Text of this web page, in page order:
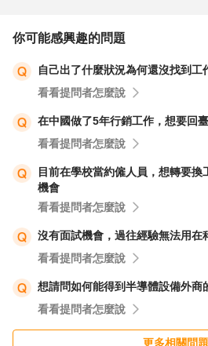
你可能感興趣的問題
自己出了什麼狀況為何還沒找到工
看看提問者怎麼說
在中國做了5年行銷工作，想要回
看看提問者怎麼說
目前在學校當約僱人員，想轉要
機會
看看提問者怎麼說
沒有面試機會，過往經驗無法用在
看看提問者怎麼說
想請問如何能得到半導體設備外商
看看提問者怎麼說
更多相關問題